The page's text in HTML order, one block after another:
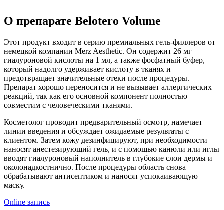
О препарате Belotero Volume
Этот продукт входит в серию премиальных гель-филлеров от
немецкой компании Merz Aesthetic. Он содержит 26 мг
гиалуроновой кислоты на 1 мл, а также фосфатный буфер,
который надолго удерживает кислоту в тканях и
предотвращает значительные отеки после процедуры.
Препарат хорошо переносится и не вызывает аллергических
реакций, так как его основной компонент полностью
совместим с человеческими тканями.
Косметолог проводит предварительный осмотр, намечает
линии введения и обсуждает ожидаемые результаты с
клиентом. Затем кожу дезинфицируют, при необходимости
наносят анестезирующий гель, и с помощью канюли или иглы
вводят гиалуроновый наполнитель в глубокие слои дермы и
околонадкостнично. После процедуры область снова
обрабатывают антисептиком и наносят успокаивающую
маску.
Online запись